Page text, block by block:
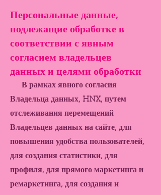
Персональные данные,
подлежащие обработке в
соответствии с явным
согласием владельцев
данных и целями обработки
В рамках явного согласия
Владельца данных, HNX, путем
отслеживания перемещений
Владельцев данных на сайте, для
повышения удобства пользователей,
для создания статистики, для
профиля, для прямого маркетинга и
ремаркетинга, для создания и